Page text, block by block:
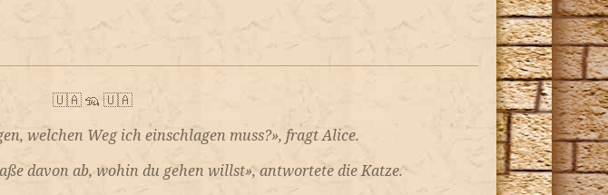
🇺🇦 🦡 🇺🇦
welchen Weg ich einschlagen muss?», fragt Alice.
davon ab, wohin du gehen willst», antwortete die Katze.